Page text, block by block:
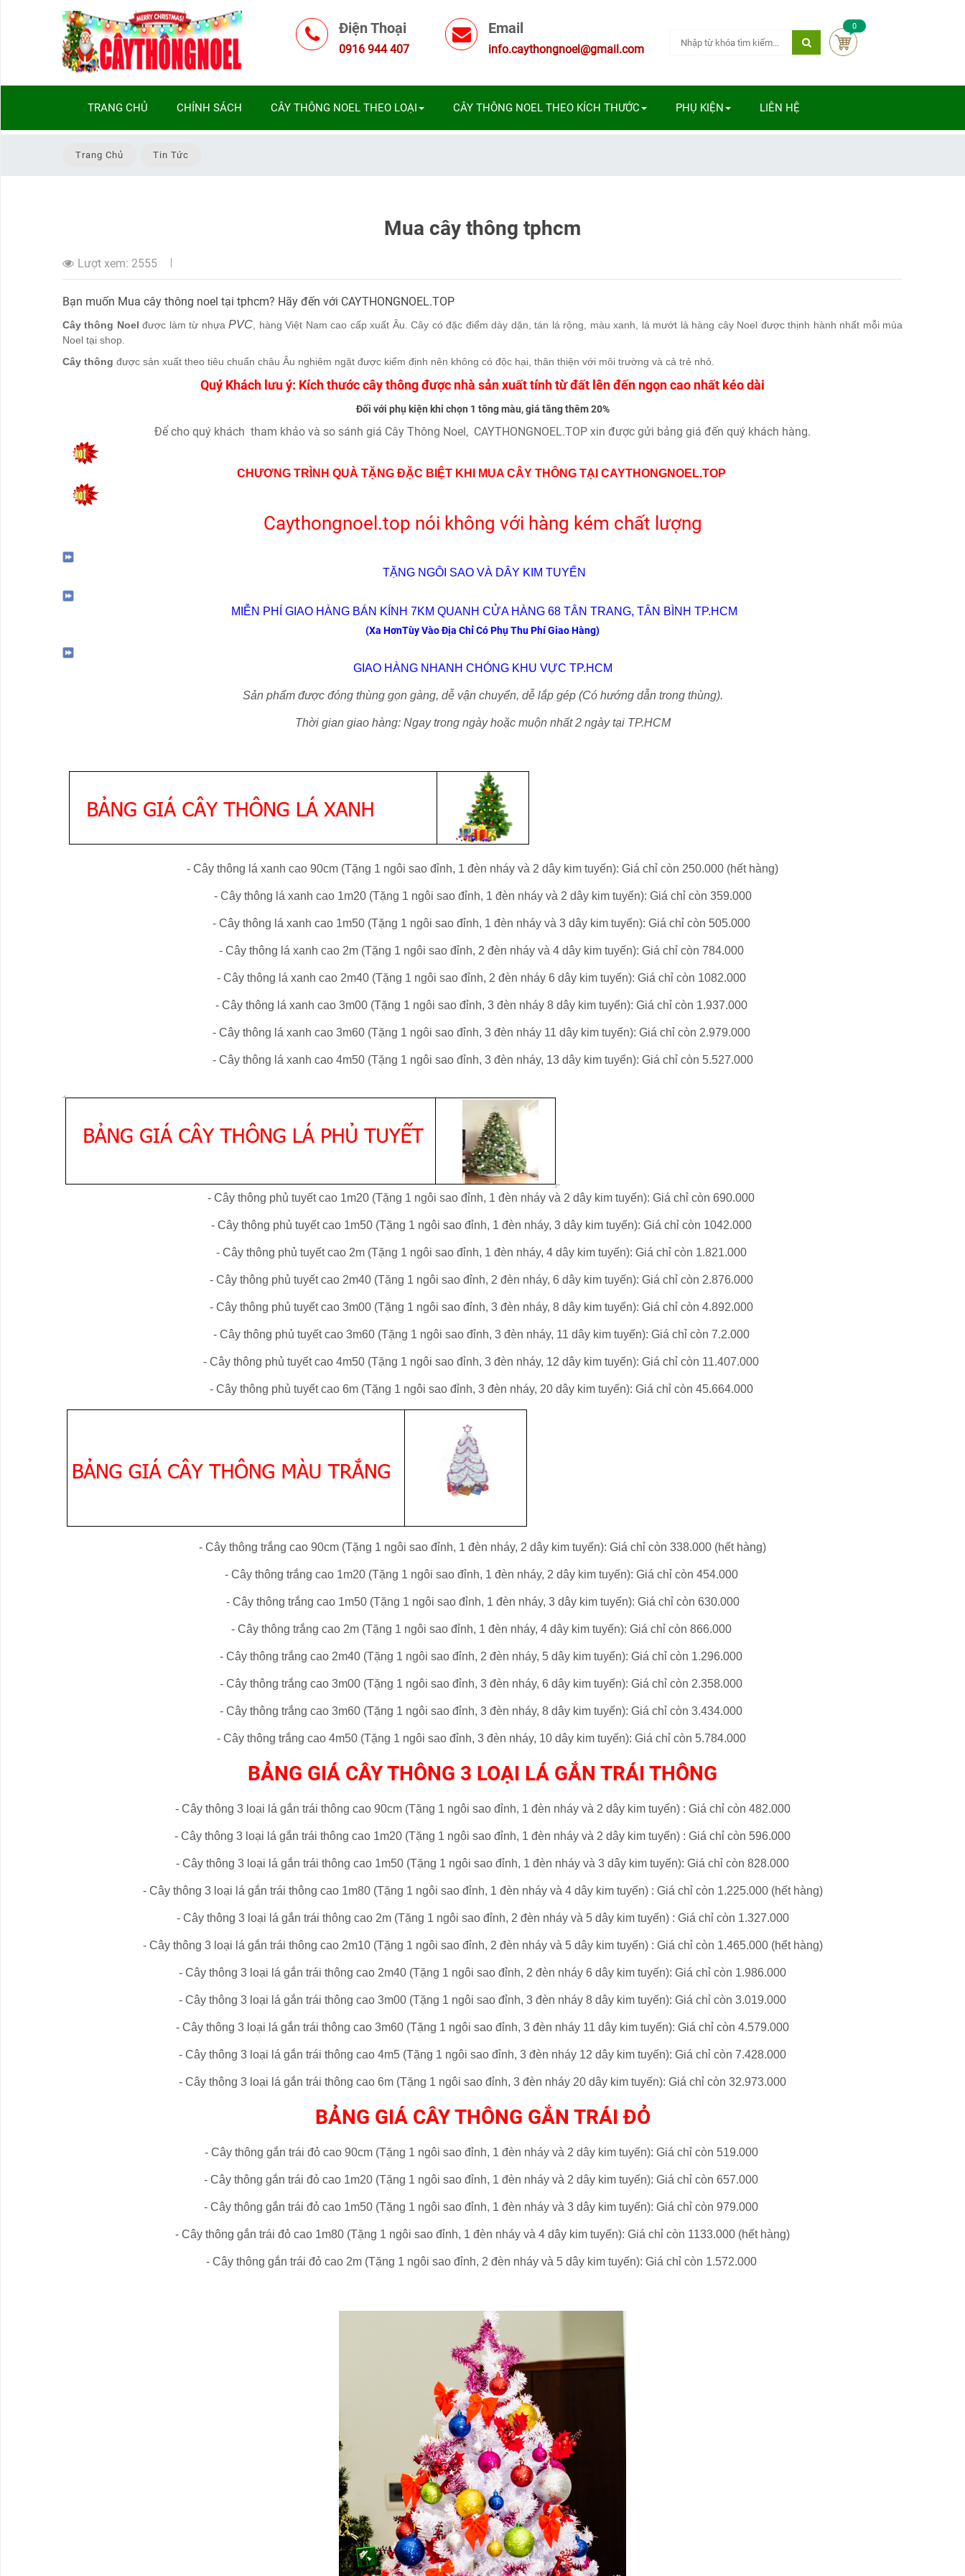
Điện Thoại
0916 944 407
Email
info.caythongnoel@gmail.com
0
TRANG CHỦ CHÍNH SÁCH CÂY THÔNG NOEL THEO LOẠI CÂY THÔNG NOEL THEO KÍCH THƯỚC PHỤ KIỆN LIÊN HỆ
Trang Chủ Tin Tức
Mua cây thông tphcm
Lượt xem: 2555
Bạn muốn Mua cây thông noel tại tphcm? Hãy đến với CAYTHONGNOEL.TOP
Cây thông Noel được làm từ nhựaPVC, hàng Việt Nam cao cấp xuất Âu. Cây có đặc điểm dày dặn, tán lá rộng, màu xanh, lá mướt là hàng cây Noel được thịnh hành nhất mỗi mùa
Noel tại shop.
Cây thông được sản xuất theo tiêu chuẩn châu Âu nghiêm ngặt được kiểm định nên không có độc hại, thân thiện với môi trường và cả trẻ nhỏ.
Quý Khách lưu ý: Kích thước cây thông được nhà sản xuất tính từ đất lên đến ngọn cao nhất kéo dài
Đối với phụ kiện khi chọn 1 tông màu, giá tăng thêm 20%
Để cho quý khách tham khảo và so sánh giá Cây Thông Noel, CAYTHONGNOEL.TOP xin được gửi bảng giá đến quý khách hàng.
CHƯƠNG TRÌNH QUÀ TẶNG ĐẶC BIỆT KHI MUA CÂY THÔNG TẠI CAYTHONGNOEL.TOP
Caythongnoel.top nói không với hàng kém chất lượng
TẶNG NGÔI SAO VÀ DÂY KIM TUYẾN
MIỄN PHÍ GIAO HÀNG BÁN KÍNH 7KM QUANH CỬA HÀNG 68 TÂN TRANG, TÂN BÌNH TP.HCM
(Xa HơnTùy Vào Địa Chỉ Có Phụ Thu Phí Giao Hàng)
GIAO HÀNG NHANH CHÓNG KHU VỰC TP.HCM
Sản phẩm được đóng thùng gọn gàng, dễ vận chuyển, dễ lắp gép (Có hướng dẫn trong thùng).
Thời gian giao hàng: Ngay trong ngày hoặc muộn nhất 2 ngày tại TP.HCM
- Cây thông lá xanh cao 90cm (Tặng 1 ngôi sao đỉnh, 1 đèn nháy và 2 dây kim tuyến): Giá chỉ còn 250.000 (hết hàng)
- Câythông lá xanh cao 1m20 (Tặng 1 ngôi sao đỉnh, 1 đèn nháy và 2 dây kim tuyến): Giá chỉ còn 359.000
- Câythông lá xanh cao 1m50 (Tặng 1 ngôi sao đỉnh, 1 đèn nháy và 3 dây kim tuyến): Giá chỉ còn 505.000
- Câythông lá xanh cao 2m (Tặng 1 ngôi sao đỉnh, 2 đèn nháy và 4 dây kim tuyến): Giá chỉ còn 784.000
- Câythông lá xanh cao 2m40 (Tặng 1 ngôi sao đỉnh, 2 đèn nháy 6 dây kim tuyến): Giá chỉ còn 1082.000
- Câythông lá xanh cao 3m00 (Tặng 1 ngôi sao đỉnh, 3 đèn nháy 8 dây kim tuyến): Giá chỉ còn 1.937.000
- Câythông lá xanh cao 3m60 (Tặng 1 ngôi sao đỉnh, 3 đèn nháy 11 dây kim tuyến): Giá chỉ còn 2.979.000
- Câythông lá xanh cao 4m50 (Tặng 1 ngôi sao đỉnh, 3 đèn nháy, 13 dây kim tuyến): Giá chỉ còn 5.527.000
- Cây thông phủ tuyết cao 1m20 (Tặng 1 ngôi sao đỉnh, 1 đèn nháy và 2 dây kim tuyến): Giá chỉ còn 690.000
- Câythông phủ tuyếtcao 1m50 (Tặng 1 ngôi sao đỉnh, 1 đèn nháy, 3 dây kim tuyến): Giá chỉ còn 1042.000
- Câythông phủ tuyếtcao 2m (Tặng 1 ngôi sao đỉnh, 1 đèn nháy, 4 dây kim tuyến): Giá chỉ còn 1.821.000
- Câythông phủ tuyếtcao 2m40 (Tặng 1 ngôi sao đỉnh, 2 đèn nháy, 6 dây kim tuyến): Giá chỉ còn 2.876.000
- Câythông phủ tuyếtcao 3m00 (Tặng 1 ngôi sao đỉnh, 3 đèn nháy, 8 dây kim tuyến): Giá chỉ còn 4.892.000
- Câythông phủ tuyếtcao 3m60 (Tặng 1 ngôi sao đỉnh, 3 đèn nháy, 11 dây kim tuyến): Giá chỉ còn 7.2.000
- Cây thông phủ tuyếtcao 4m50 (Tặng 1 ngôi sao đỉnh, 3 đèn nháy, 12 dây kim tuyến): Giá chỉ còn 11.407.000
- Câythông phủ tuyếtcao 6m (Tặng 1 ngôi sao đỉnh, 3 đèn nháy, 20 dây kim tuyến): Giá chỉ còn 45.664.000
- Cây thông trắng cao 90cm (Tặng 1 ngôi sao đỉnh, 1 đèn nháy, 2 dây kim tuyến): Giá chỉ còn 338.000 (hết hàng)
- Câythông trắng cao 1m20 (Tặng 1 ngôi sao đỉnh, 1 đèn nháy, 2 dây kim tuyến): Giá chỉ còn 454.000
- Câythông trắng cao 1m50 (Tặng 1 ngôi sao đỉnh, 1 đèn nháy, 3 dây kim tuyến): Giá chỉ còn 630.000
- Câythông trắng cao 2m (Tặng 1 ngôi sao đỉnh, 1 đèn nháy, 4 dây kim tuyến): Giá chỉ còn 866.000
- Cây thông trắng cao 2m40 (Tặng 1 ngôi sao đỉnh, 2 đèn nháy, 5 dây kim tuyến): Giá chỉ còn 1.296.000
- Cây thông trắng cao 3m00 (Tặng 1 ngôi sao đỉnh, 3 đèn nháy, 6 dây kim tuyến): Giá chỉ còn 2.358.000
- Cây thông trắng cao 3m60 (Tặng 1 ngôi sao đỉnh, 3 đèn nháy, 8 dây kim tuyến): Giá chỉ còn 3.434.000
- Câythông trắng cao 4m50 (Tặng 1 ngôi sao đỉnh, 3 đèn nháy, 10 dây kim tuyến): Giá chỉ còn 5.784.000
BẢNG GIÁ CÂY THÔNG 3 LOẠI LÁ GẮN TRÁI THÔNG
- Cây thông 3 loại lá gắn trái thông cao 90cm (Tặng 1 ngôi sao đỉnh, 1 đèn nháyvà 2 dây kim tuyến) : Giá chỉ còn 482.000
- Cây thông 3 loại lá gắn trái thông cao 1m20 (Tặng 1 ngôi sao đỉnh, 1 đèn nháy và 2 dây kim tuyến) : Giá chỉ còn 596.000
- Cây thông 3 loại lá gắn trái thông cao 1m50 (Tặng 1 ngôi sao đỉnh, 1 đèn nháy và 3 dây kim tuyến): Giá chỉ còn 828.000
- Câythông 3 loại lá gắn trái thông cao 1m80 (Tặng 1 ngôi sao đỉnh, 1 đèn nháyvà 4 dây kim tuyến) : Giá chỉ còn 1.225.000 (hết hàng)
- Câythông 3 loại lá gắn trái thông cao 2m (Tặng 1 ngôi sao đỉnh, 2 đèn nháy và 5 dây kim tuyến) : Giá chỉ còn 1.327.000
- Câythông 3 loại lá gắn trái thông cao 2m10 (Tặng 1 ngôi sao đỉnh, 2 đèn nháy và 5 dây kim tuyến) : Giá chỉ còn 1.465.000 (hết hàng)
- Cây thông 3 loại lá gắn trái thông cao 2m40 (Tặng 1 ngôi sao đỉnh, 2 đèn nháy 6 dây kim tuyến): Giá chỉ còn 1.986.000
- Cây thông 3 loại lá gắn trái thông cao 3m00 (Tặng 1 ngôi sao đỉnh, 3 đèn nháy 8 dây kim tuyến): Giá chỉ còn 3.019.000
- Cây thông 3 loại lá gắn trái thông cao 3m60 (Tặng 1 ngôi sao đỉnh, 3 đèn nháy 11 dây kim tuyến): Giá chỉ còn 4.579.000
- Cây thông 3 loại lá gắn trái thông cao 4m5 (Tặng 1 ngôi sao đỉnh, 3 đèn nháy 12 dây kim tuyến): Giá chỉ còn 7.428.000
- Cây thông 3 loại lá gắn trái thông cao 6m (Tặng 1 ngôi sao đỉnh, 3 đèn nháy 20 dây kim tuyến): Giá chỉ còn 32.973.000
BẢNG GIÁ CÂY THÔNG GẮN TRÁI ĐỎ
- Cây thông gắn trái đỏ cao 90cm (Tặng 1 ngôi sao đỉnh, 1 đèn nháyvà 2 dây kim tuyến): Giá chỉ còn 519.000
- Cây thông gắn trái đỏ cao 1m20 (Tặng 1 ngôi sao đỉnh, 1 đèn nháy và 2 dây kim tuyến): Giá chỉ còn 657.000
- Cây thông gắn trái đỏ cao 1m50 (Tặng 1 ngôi sao đỉnh, 1 đèn nháy và 3 dây kim tuyến): Giá chỉ còn 979.000
- Cây thông gắn trái đỏ cao 1m80 (Tặng 1 ngôi sao đỉnh, 1 đèn nháy và 4 dây kim tuyến): Giá chỉ còn 1133.000 (hết hàng)
- Câythông gắn trái đỏcao 2m (Tặng 1 ngôi sao đỉnh, 2 đèn nháy và 5 dây kim tuyến): Giá chỉ còn 1.572.000